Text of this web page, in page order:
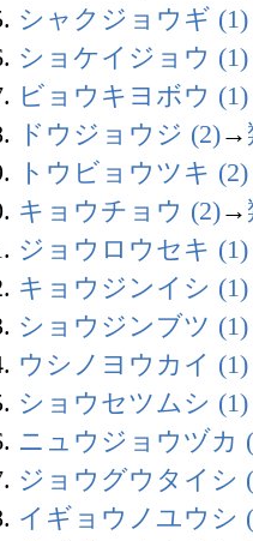
シャクジョウギ (1)
ショケイジョウ (1)
ビョウキヨボウ (1)
ドウジョウジ (2)→
トウビョウツキ (2)
キョウチョウ (2)→
ジョウロウセキ (1)
キョウジンイシ (1)
ショウジンブツ (1)
ウシノヨウカイ (1)
ショウセツムシ (1)
ニュウジョウヅカ
ジョウグウタイシ
イギョウノユウシ